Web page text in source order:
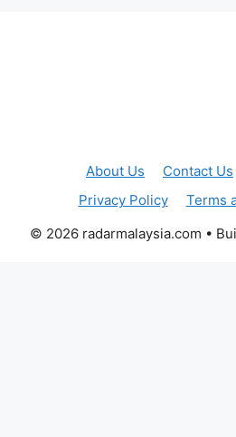
About Us Contact Us
Privacy Policy
Terms
© 2026 radarmalaysia.com •